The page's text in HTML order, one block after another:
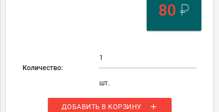
80 ₽
Количество:
шт.
ДОБАВИТЬ В КОРЗИНУ add